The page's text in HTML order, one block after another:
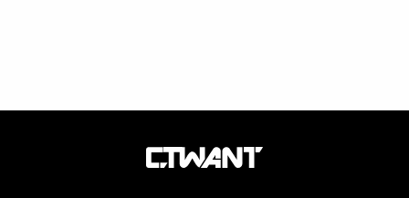
話甜美又有氣質，但沒想到當遇到困難或是讓人抓狂的事情
性並且發現兩人在個性上還有點相似，就是有非常小女人的
一面，也有很中性的一面，尤其生氣的時候，講話有時會嚇